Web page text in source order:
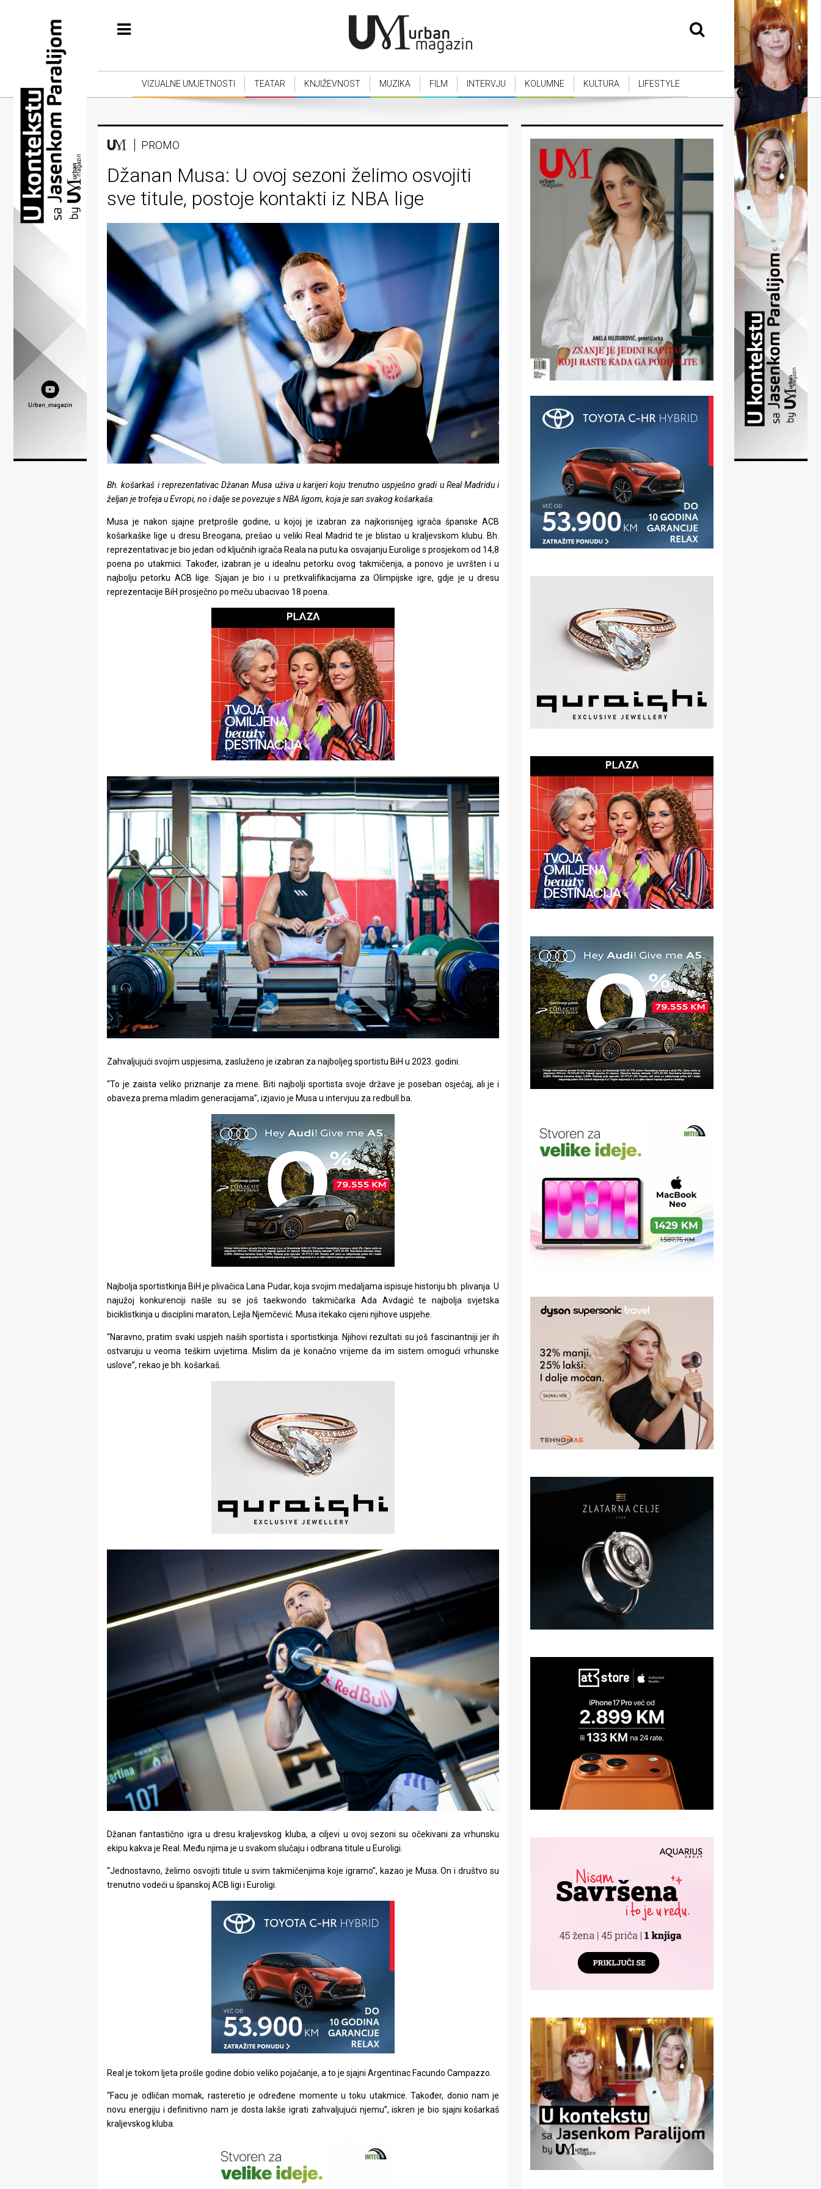
Vizualne
umjetnosti
Teatar
Književnost
Muzika
Film
Intervju
Kolumne
Lifestyle
Beauty
Zdravlje
stolom
u
VIZUALNE UMJETNOSTI TEATAR KNJIŽEVNOST MUZIKA FILM INTERVJU KOLUMNE KULTURA LIFESTYLE
PROMO
Džanan Musa: U ovoj sezoni želimo osvojiti
sve titule, postoje kontakti iz NBA lige
Bh. košarkaš i reprezentativac Džanan Musa uživa u karijeri koju trenutno uspješno gradi u Real Madridu i
željan je trofeja u Evropi, no i dalje se povezuje s NBA ligom, koja je san svakog košarkaša.
Musa je nakon sjajne pretprošle godine, u kojoj je izabran za najkorisnijeg igrača španske ACB
košarkaške lige u dresu Breogana, prešao u veliki Real Madrid te je blistao u kraljevskom klubu. Bh.
reprezentativac je bio jedan od ključnih igrača Reala na putu ka osvajanju Eurolige s prosjekom od 14,8
poena po utakmici. Također, izabran je u idealnu petorku ovog takmičenja, a ponovo je uvršten i u
najbolju petorku ACB lige. Sjajan je bio i u pretkvalifikacijama za Olimpijske igre, gdje je u dresu
reprezentacije BiH prosječno po meču ubacivao 18 poena.
Zahvaljujući svojim uspjesima, zasluženo je izabran za najboljeg sportistu BiH u 2023. godini.
“To je zaista veliko priznanje za mene. Biti najbolji sportista svoje države je poseban osjećaj, ali je i
obaveza prema mladim generacijama”, izjavio je Musa u intervjuu za redbull.ba.
Najbolja sportistkinja BiH je plivačica Lana Pudar, koja svojim medaljama ispisuje historiju bh. plivanja. U
najužoj konkurenciji našle su se još taekwondo takmičarka Ada Avdagić te najbolja svjetska
biciklistkinja u disciplini maraton, Lejla Njemčević. Musa itekako cijeni njihove uspjehe.
“Naravno, pratim svaki uspjeh naših sportista i sportistkinja. Njihovi rezultati su još fascinantniji jer ih
ostvaruju u veoma teškim uvjetima. Mislim da je konačno vrijeme da im sistem omogući vrhunske
uslove”, rekao je bh. košarkaš.
Džanan fantastično igra u dresu kraljevskog kluba, a ciljevi u ovoj sezoni su očekivani za vrhunsku
ekipu kakva je Real. Među njima je u svakom slučaju i odbrana titule u Euroligi.
“Jednostavno, želimo osvojiti titule u svim takmičenjima koje igramo”, kazao je Musa. On i društvo su
trenutno vodeći u španskoj ACB ligi i Euroligi.
Real je tokom ljeta prošle godine dobio veliko pojačanje, a to je sjajni Argentinac Facundo Campazzo.
“Facu je odličan momak, rasteretio je određene momente u toku utakmice. Također, donio nam je
novu energiju i definitivno nam je dosta lakše igrati zahvaljujući njemu”, iskren je bio sjajni košarkaš
kraljevskog kluba.